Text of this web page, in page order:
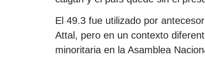
El 49.3 fue utilizado por
Attal, pero en un contexto
minoritaria en la Asamblea